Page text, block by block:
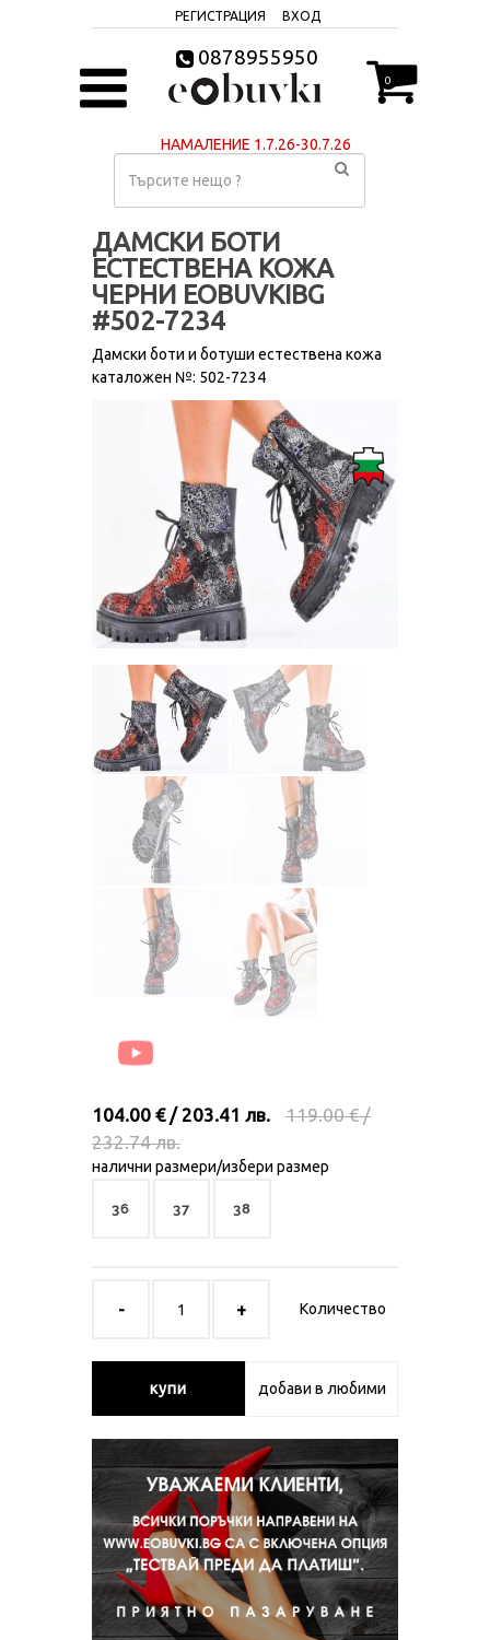
РЕГИСТРАЦИЯ ВХОД
0878955950
0
НАМАЛЕНИЕ 1.7.26-30.7.26
ДАМСКИ БОТИ
ЕСТЕСТВЕНА КОЖА
ЧЕРНИ EOBUVKIBG
#502-7234
Дамски боти и ботуши естествена кожа
каталожен №: 502-7234
104.00 € / 203.41 лв.
119.00 € /
232.74 лв.
налични размери/избери размер
36 37 38
Количество
купи добави в любими